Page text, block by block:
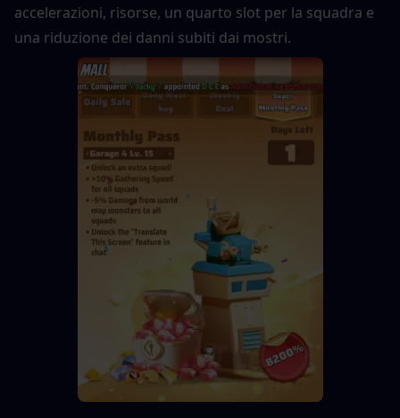
accelerazioni, risorse, un quarto slot per la squadra e
una riduzione dei danni subiti dai mostri.